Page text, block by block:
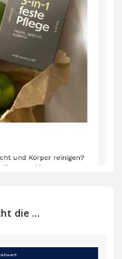
die ...